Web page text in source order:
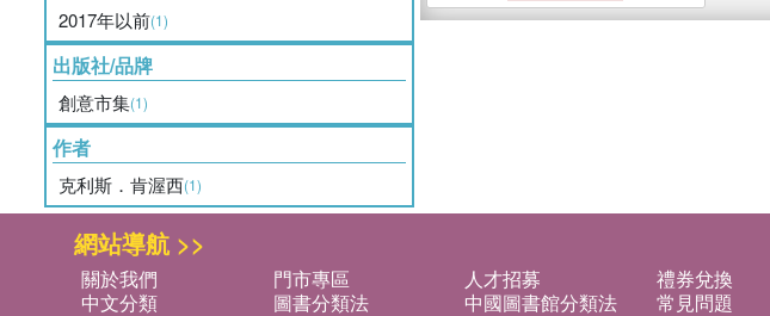
2017年以前(1)
出版社/品牌
創意市集(1)
作者
克利斯．肯渥西(1)
網站導航 >>
關於我們 門市專區 人才招募 禮券兌換
中文分類
圖書分類法 中國圖書館分類法 常見問題